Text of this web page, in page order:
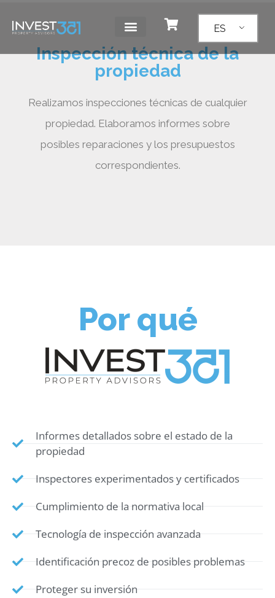
ES
Inspección técnica de la
propiedad
Realizamos inspecciones técnicas de cualquier
propiedad. Elaboramos informes sobre
posibles reparaciones y los presupuestos
correspondientes.
Por qué
Informes detallados sobre el estado de la
propiedad
Inspectores experimentados y certificados
Cumplimiento de la normativa local
Tecnología de inspección avanzada
Identificación precoz de posibles problemas
Proteger su inversión